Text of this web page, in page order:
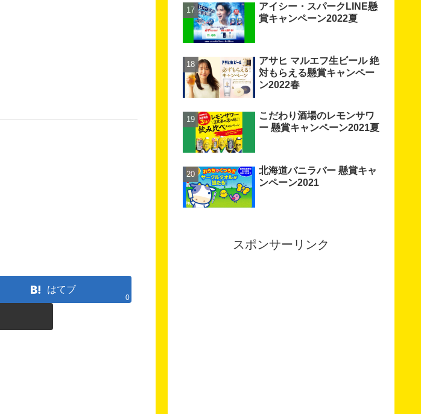
はてブ
0
アイシー・スパークLINE懸
賞キャンペーン2022夏
アサヒ マルエフ生ビール 絶
対もらえる懸賞キャンペー
ン2022春
こだわり酒場のレモンサワ
ー 懸賞キャンペーン2021夏
北海道バニラバー 懸賞キャ
ンペーン2021
スポンサーリンク